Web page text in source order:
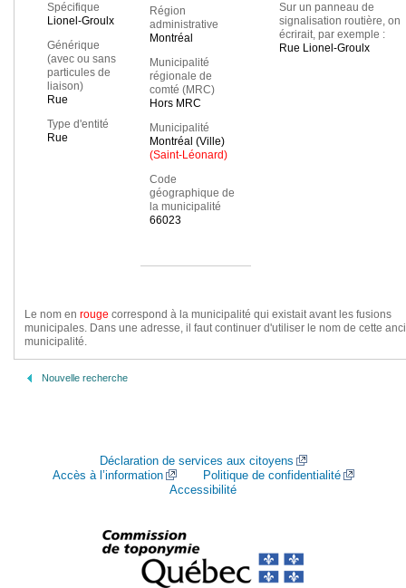
Spécifique
Lionel-Groulx
Générique
(avec ou sans
particules de
liaison)
Rue
Type d'entité
Rue
Région
administrative
Montréal
Municipalité
régionale de
comté (MRC)
Hors MRC
Municipalité
Montréal (Ville)
(Saint-Léonard)
Code
géographique de
la municipalité
66023
Sur un panneau de
signalisation routière, on
écrirait, par exemple :
Rue Lionel-Groulx
Le nom en rouge correspond à la municipalité qui existait avant les fusions
municipales. Dans une adresse, il faut continuer d'utiliser le nom de cette
municipalité.
Nouvelle recherche
Déclaration de services aux citoyens
Accès à l’information
Politique de confidentialité
Accessibilité